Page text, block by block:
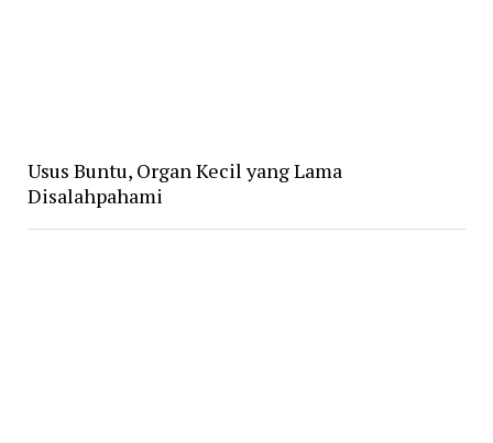
Usus Buntu, Organ Kecil yang Lama
Disalahpahami